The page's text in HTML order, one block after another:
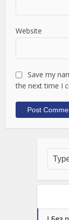
Website
Save my
the next time I